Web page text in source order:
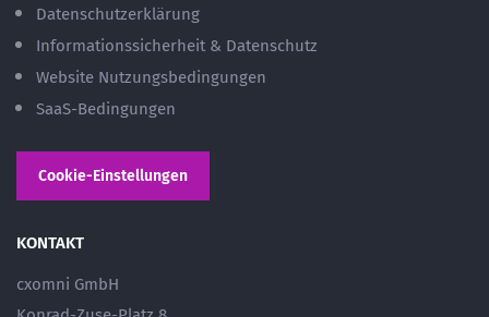
Datenschutzerklärung
Informationssicherheit & Datenschutz
Website Nutzungsbedingungen
SaaS-Bedingungen
Cookie-Einstellungen
KONTAKT
cxomni GmbH